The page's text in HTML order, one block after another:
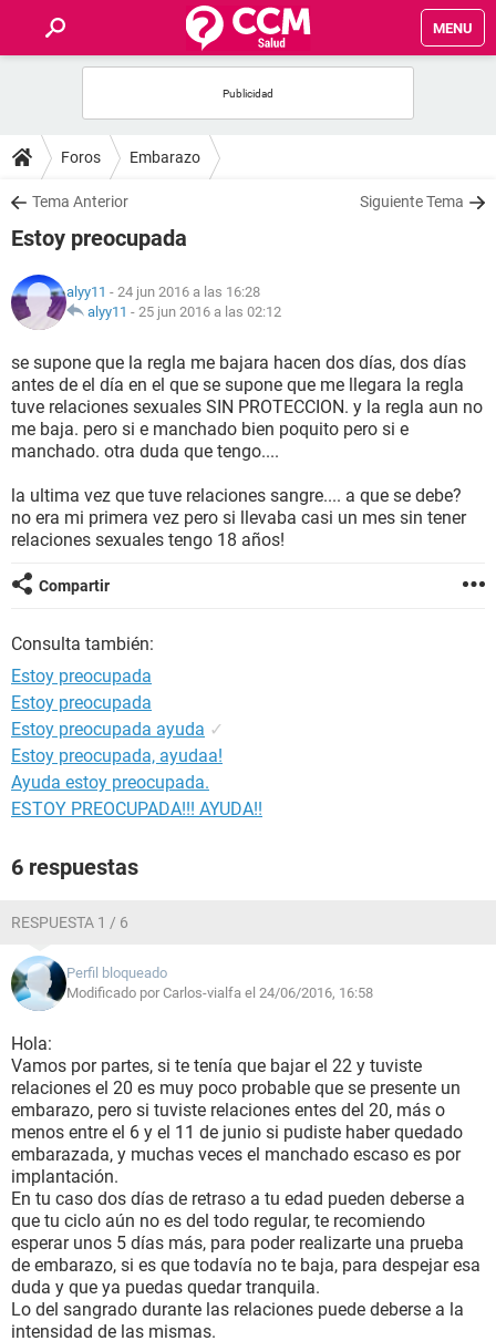
MENU
FOROS
SALUD
FAMILIA
NUTRICIÓN
BIENESTAR
SEXUALIDAD
Foros Embarazo
Tema Anterior Siguiente Tema
Estoy preocupada
alyy11 - 24 jun 2016 a las 16:28
alyy11 - 25 jun 2016 a las 02:12
se supone que la regla me bajara hacen dos días, dos días
antes de el día en el que se supone que me llegara la regla
tuve relaciones sexuales SIN PROTECCION. y la regla aun no
me baja. pero si e manchado bien poquito pero si e
manchado. otra duda que tengo....
la ultima vez que tuve relaciones sangre.... a que se debe?
no era mi primera vez pero si llevaba casi un mes sin tener
relaciones sexuales tengo 18 años!
Compartir
Consulta también:
Estoy preocupada
Estoy preocupada
Estoy preocupada ayuda ✓
Estoy preocupada, ayudaa!
Ayuda estoy preocupada.
ESTOY PREOCUPADA!!! AYUDA!!
6 respuestas
RESPUESTA 1 / 6
Perfil bloqueado
Modificado por Carlos-vialfa el 24/06/2016, 16:58
Hola:
Vamos por partes, si te tenía que bajar el 22 y tuviste
relaciones el 20 es muy poco probable que se presente un
embarazo, pero si tuviste relaciones entes del 20, más o
menos entre el 6 y el 11 de junio si pudiste haber quedado
embarazada, y muchas veces el manchado escaso es por
implantación.
En tu caso dos días de retraso a tu edad pueden deberse a
que tu ciclo aún no es del todo regular, te recomiendo
esperar unos 5 días más, para poder realizarte una prueba
de embarazo, si es que todavía no te baja, para despejar esa
duda y que ya puedas quedar tranquila.
Lo del sangrado durante las relaciones puede deberse a la
intensidad de las mismas.